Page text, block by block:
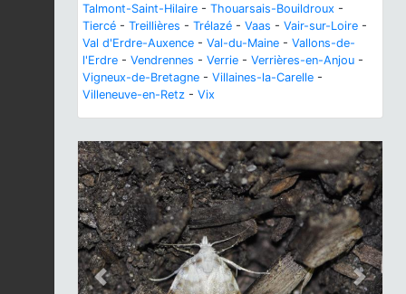
Talmont-Saint-Hilaire - Thouarsais-Bouildroux -
Tiercé - Treillières - Trélazé - Vaas - Vair-sur-Loire -
Val d'Erdre-Auxence - Val-du-Maine - Vallons-de-
l'Erdre - Vendrennes - Verrie - Verrières-en-Anjou -
Vigneux-de-Bretagne - Villaines-la-Carelle -
Villeneuve-en-Retz - Vix
Previous Next